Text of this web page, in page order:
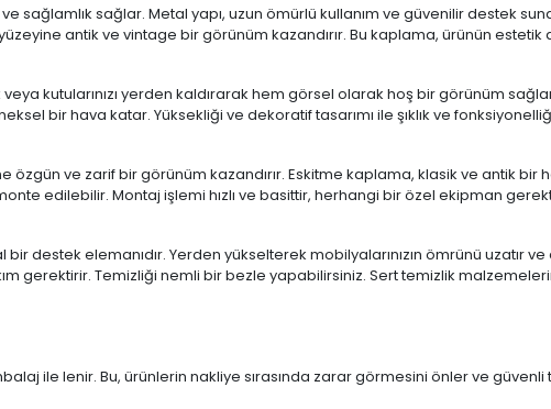
ve sağlamlık sağlar. Metal yapı, uzun ömürlü kullanım ve güvenilir destek
antik ve vintage bir görünüm kazandırır. Bu kaplama, ürünün estetik
kutularınızı yerden kaldırarak hem görsel olarak hoş bir görünüm
bir hava katar. Yüksekliği ve dekoratif tasarımı ile şıklık ve
özgün ve zarif bir görünüm kazandırır. Eskitme kaplama, klasik ve antik bir
edilebilir. Montaj işlemi hızlı ve basittir, herhangi bir özel ekipman
bir destek elemanıdır. Yerden yükselterek mobilyalarınızın ömrünü uzatır
gerektirir. Temizliği nemli bir bezle yapabilirsiniz. Sert temizlik
ile lenir. Bu, ürünlerin nakliye sırasında zarar görmesini önler ve güvenli